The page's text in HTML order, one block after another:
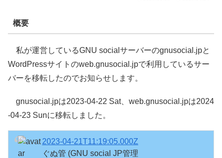
概要
私が運営しているGNU socialサーバーのgnusocial.jpと
WordPressサイトのweb.gnusocial.jpで利用しているサー
バーを移転したのでお知らせします。
gnusocial.jpは2023-04-22 Sat、web.gnusocial.jpは2024
-04-23 Sunに移転しました。
2023-04-21T11:19:05.000Z
ぐぬ管 (GNU social JP管理